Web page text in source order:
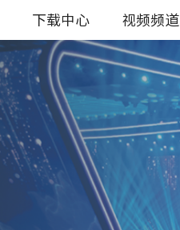
下载中心 视频频道